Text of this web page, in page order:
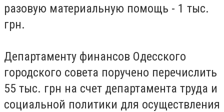
разовую материальную помощь - 1 тыс.
грн.
Департаменту финансов Одесского
городского совета поручено перечислить
55 тыс. грн на счет департамента труда и
социальной политики для осуществления